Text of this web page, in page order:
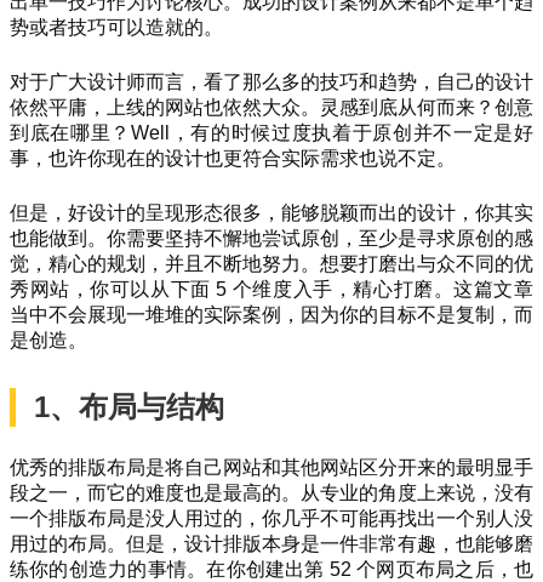
势或者技巧可以造就的。
对于广大设计师而言，看了那么多的技巧和趋势，自己的设计
依然平庸，上线的网站也依然大众。灵感到底从何而来？创意
到底在哪里？Well，有的时候过度执着于原创并不一定是好
事，也许你现在的设计也更符合实际需求也说不定。
但是，好设计的呈现形态很多，能够脱颖而出的设计，你其实
也能做到。你需要坚持不懈地尝试原创，至少是寻求原创的感
觉，精心的规划，并且不断地努力。想要打磨出与众不同的优
秀网站，你可以从下面 5 个维度入手，精心打磨。这篇文章
当中不会展现一堆堆的实际案例，因为你的目标不是复制，而
是创造。
1、布局与结构
优秀的排版布局是将自己网站和其他网站区分开来的最明显手
段之一，而它的难度也是最高的。从专业的角度上来说，没有
一个排版布局是没人用过的，你几乎不可能再找出一个别人没
用过的布局。但是，设计排版本身是一件非常有趣，也能够磨
练你的创造力的事情。在你创建出第 52 个网页布局之后，也